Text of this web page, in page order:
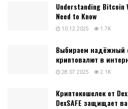
Understanding Bitcoin
Need to Know
10.12.2025 1.7K
Выбираем надёжный
криптовалют в
28.07.2025 2.1K
Криптокошелек от
DexSAFE защищает